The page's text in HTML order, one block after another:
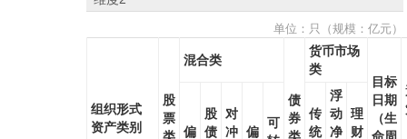
单位：只（规模：亿元）
组织形式
资产类别
股
票
混合类
债
券
货币市场
类
目标
日期
（生
偏
股
债
对
冲 偏
可
传
统
浮
动
净
理
财